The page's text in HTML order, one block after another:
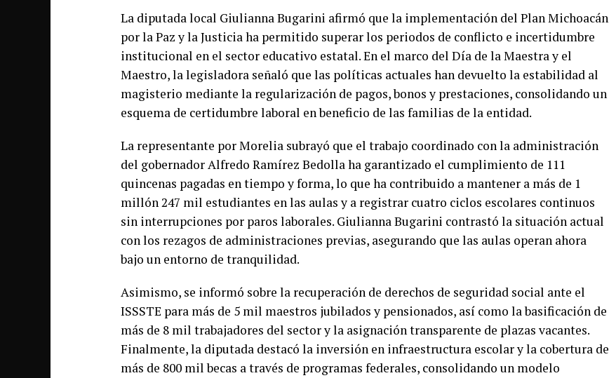
La diputada local Giulianna Bugarini afirmó que la implementación del Plan Michoacán
por la Paz y la Justicia ha permitido superar los periodos de conflicto e incertidumbre
institucional en el sector educativo estatal. En el marco del Día de la Maestra y el
Maestro, la legisladora señaló que las políticas actuales han devuelto la estabilidad al
magisterio mediante la regularización de pagos, bonos y prestaciones, consolidando un
esquema de certidumbre laboral en beneficio de las familias de la entidad.
La representante por Morelia subrayó que el trabajo coordinado con la administración
del gobernador Alfredo Ramírez Bedolla ha garantizado el cumplimiento de 111
quincenas pagadas en tiempo y forma, lo que ha contribuido a mantener a más de 1
millón 247 mil estudiantes en las aulas y a registrar cuatro ciclos escolares continuos
sin interrupciones por paros laborales. Giulianna Bugarini contrastó la situación actual
con los rezagos de administraciones previas, asegurando que las aulas operan ahora
bajo un entorno de tranquilidad.
Asimismo, se informó sobre la recuperación de derechos de seguridad social ante el
ISSSTE para más de 5 mil maestros jubilados y pensionados, así como la basificación de
más de 8 mil trabajadores del sector y la asignación transparente de plazas vacantes.
Finalmente, la diputada destacó la inversión en infraestructura escolar y la cobertura de
más de 800 mil becas a través de programas federales, consolidando un modelo